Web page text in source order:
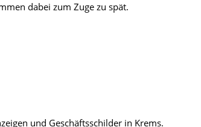
dabei zum Zuge zu spät.
und Geschäftsschilder in Krems.